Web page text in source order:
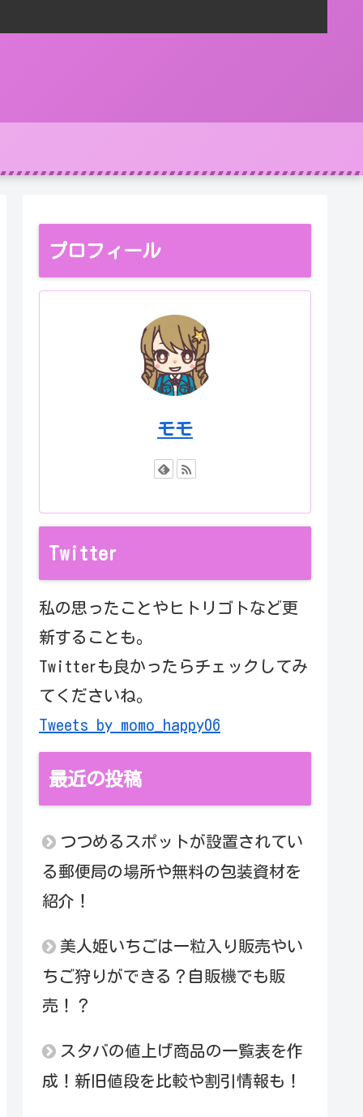
プロフィール
モモ
Twitter
私の思ったことやヒトリゴトなど更
新することも。
Twitterも良かったらチェックしてみ
てくださいね。
Tweets by momo_happy06
最近の投稿
つつめるスポットが設置されてい
る郵便局の場所や無料の包装資材を
紹介！
美人姫いちごは一粒入り販売やい
ちご狩りができる？自販機でも販
売！？
スタバの値上げ商品の一覧表を作
成！新旧値段を比較や割引情報も！